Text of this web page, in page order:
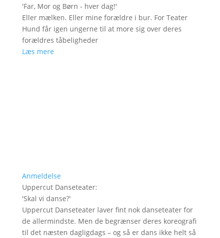
'Far, Mor og Børn - hver dag!'
Eller mælken. Eller mine forældre i bur. For Teater
Hund får igen ungerne til at more sig over deres
forældres tåbeligheder
Læs mere
Anmeldelse
Uppercut Danseteater:
'Skal vi danse?'
Uppercut Danseteater laver fint nok danseteater for
de allermindste. Men de begrænser deres koreografi
til det næsten dagligdags – og så er dans ikke helt så